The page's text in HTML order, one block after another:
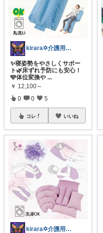
kirara✡介護用品🌈
✨寝姿勢をやさしくサポー
ト🌿床ずれ予防にも安心！
🩵体位変換や ...
￥ 12,100～
0 0 5
コレ いいね
kirara✡介護用品🌈